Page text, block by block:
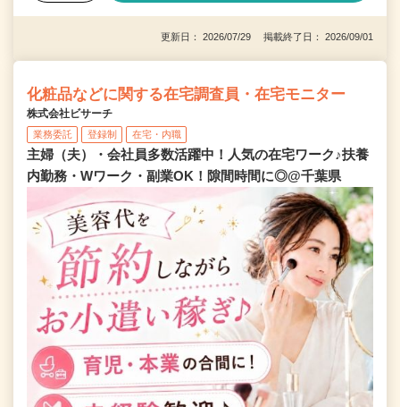
更新日： 2026/07/29 掲載終了日： 2026/09/01
化粧品などに関する在宅調査員・在宅モニター
株式会社ビサーチ
業務委託 登録制 在宅・内職
主婦（夫）・会社員多数活躍中！人気の在宅ワーク♪扶養
内勤務・Wワーク・副業OK！隙間時間に◎@千葉県